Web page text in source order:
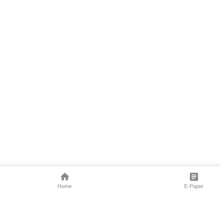
Home E-Paper